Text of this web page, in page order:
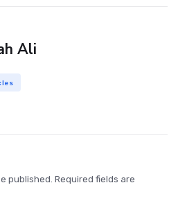
Ali
published. Required fields are